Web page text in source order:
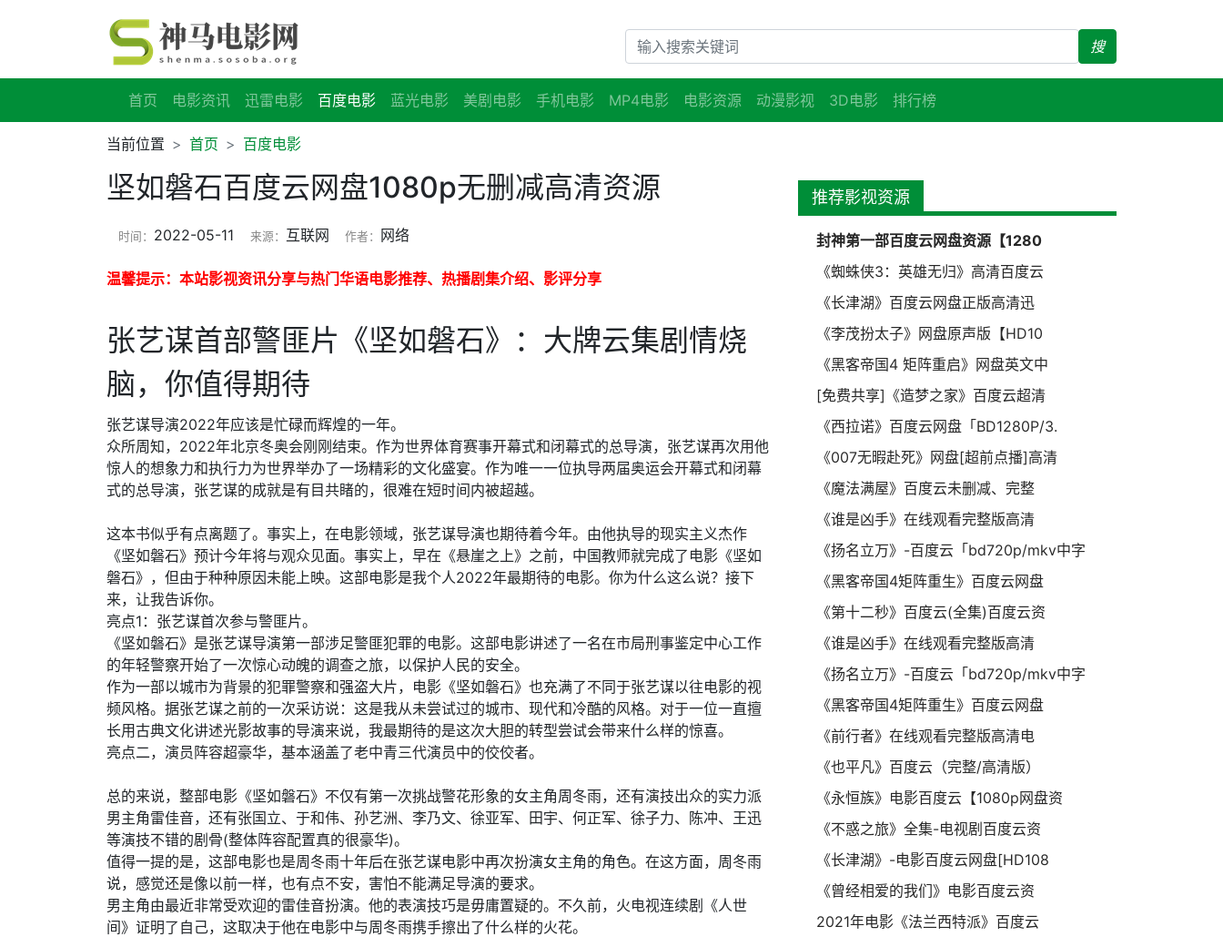
搜
首页 电影资讯 迅雷电影 百度电影 蓝光电影 美剧电影 手机电影 MP4电影 电影资源 动漫影视 3D电影 排行榜
当前位置 首页 百度电影
坚如磐石百度云网盘1080p无删减高清资源
时间： 2022-05-11 来源： 互联网 作者： 网络
温馨提示：本站影视资讯分享与热门华语电影推荐、热播剧集介绍、影评分享
张艺谋首部警匪片《坚如磐石》：大牌云集剧情烧
脑，你值得期待
张艺谋导演2022年应该是忙碌而辉煌的一年。
众所周知，2022年北京冬奥会刚刚结束。作为世界体育赛事开幕式和闭幕式的总导演，张艺谋再次用他
惊人的想象力和执行力为世界举办了一场精彩的文化盛宴。作为唯一一位执导两届奥运会开幕式和闭幕
式的总导演，张艺谋的成就是有目共睹的，很难在短时间内被超越。
这本书似乎有点离题了。事实上，在电影领域，张艺谋导演也期待着今年。由他执导的现实主义杰作
《坚如磐石》预计今年将与观众见面。事实上，早在《悬崖之上》之前，中国教师就完成了电影《坚如
磐石》，但由于种种原因未能上映。这部电影是我个人2022年最期待的电影。你为什么这么说？接下
来，让我告诉你。
亮点1：张艺谋首次参与警匪片。
《坚如磐石》是张艺谋导演第一部涉足警匪犯罪的电影。这部电影讲述了一名在市局刑事鉴定中心工作
的年轻警察开始了一次惊心动魄的调查之旅，以保护人民的安全。
作为一部以城市为背景的犯罪警察和强盗大片，电影《坚如磐石》也充满了不同于张艺谋以往电影的视
频风格。据张艺谋之前的一次采访说：这是我从未尝试过的城市、现代和冷酷的风格。对于一位一直擅
长用古典文化讲述光影故事的导演来说，我最期待的是这次大胆的转型尝试会带来什么样的惊喜。
亮点二，演员阵容超豪华，基本涵盖了老中青三代演员中的佼佼者。
总的来说，整部电影《坚如磐石》不仅有第一次挑战警花形象的女主角周冬雨，还有演技出众的实力派
男主角雷佳音，还有张国立、于和伟、孙艺洲、李乃文、徐亚军、田宇、何正军、徐子力、陈冲、王迅
等演技不错的剧骨(整体阵容配置真的很豪华)。
值得一提的是，这部电影也是周冬雨十年后在张艺谋电影中再次扮演女主角的角色。在这方面，周冬雨
说，感觉还是像以前一样，也有点不安，害怕不能满足导演的要求。
男主角由最近非常受欢迎的雷佳音扮演。他的表演技巧是毋庸置疑的。不久前，火电视连续剧《人世
间》证明了自己，这取决于他在电影中与周冬雨携手擦出了什么样的火花。
推荐影视资源
封神第一部百度云网盘资源【1280
《蜘蛛侠3：英雄无归》高清百度云
《长津湖》百度云网盘正版高清迅
《李茂扮太子》网盘原声版【HD10
《黑客帝国4 矩阵重启》网盘英文中
[免费共享]《造梦之家》百度云超清
《西拉诺》百度云网盘「BD1280P/3.
《007无暇赴死》网盘[超前点播]高清
《魔法满屋》百度云未删减、完整
《谁是凶手》在线观看完整版高清
《扬名立万》-百度云「bd720p/mkv中字
《黑客帝国4矩阵重生》百度云网盘
《第十二秒》百度云(全集)百度云资
《谁是凶手》在线观看完整版高清
《扬名立万》-百度云「bd720p/mkv中字
《黑客帝国4矩阵重生》百度云网盘
《前行者》在线观看完整版高清电
《也平凡》百度云（完整/高清版）
《永恒族》电影百度云【1080p网盘资
《不惑之旅》全集-电视剧百度云资
《长津湖》-电影百度云网盘[HD108
《曾经相爱的我们》电影百度云资
2021年电影《法兰西特派》百度云